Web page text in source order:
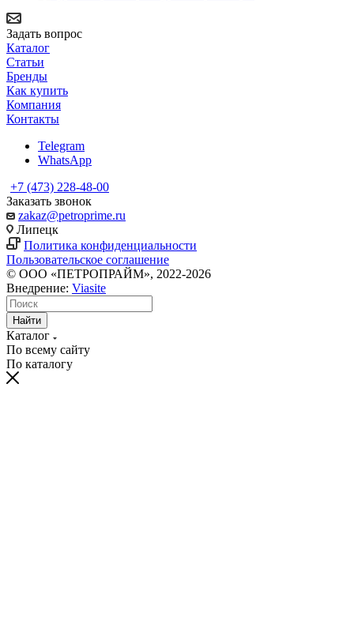
Задать вопрос
Каталог
Статьи
Бренды
Как купить
Компания
Контакты
Telegram
WhatsApp
+7 (473) 228-48-00
Заказать звонок
zakaz@petroprime.ru
Липецк
Политика конфиденциальности
Пользовательское соглашение
© ООО «ПЕТРОПРАЙМ», 2022-2026
Внедрение: Viasite
Найти
Каталог
По всему сайту
По каталогу